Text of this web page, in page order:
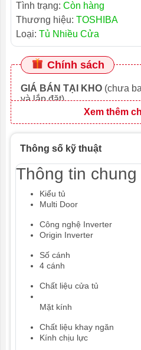
Tình trạng: Còn hàng
Thương hiệu: TOSHIBA
Loại: Tủ Nhiều Cửa
Chính sách
GIÁ BÁN TẠI KHO (chưa
và lắp đặt)
Xem thêm
Thông số kỹ thuật
Thông tin chung
Kiểu tủ
Multi Door
Công nghệ Inverter
Origin Inverter
Số cánh
4 cánh
Chất liệu cửa tủ
Mặt kính
Chất liệu khay ngăn
Kính chịu lực